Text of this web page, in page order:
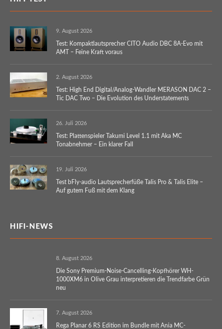
9. August 2026
Test: Kompaktlautsprecher CITO Audio DBC 8A-Evo mit
AMT – Feine Kraft voraus
2. August 2026
Test: High End Digital/Analog-Wandler MERASON DAC 2 –
Tic DAC Two – Die Evolution des Understatements
26. Juli 2026
Test: Plattenspieler Takumi Level 1.1 mit Aka MC
Tonabnehmer – Ein klarer Fall
19. Juli 2026
Test bFly-audio Lautsprecherfüße Talis Pro & Talis Elite –
Auf gutem Fuß mit dem Klang
HIFI-NEWS
8. August 2026
Die Sony Premium-Noise-Cancelling-Kopfhörer WH-
1000XM6 in Olive Grau interpretieren die Trendfarbe Grün
neu
7. August 2026
Rega Planar 6 RS Edition im Bundle mit Ania MC-